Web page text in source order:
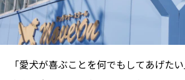
「愛犬が喜ぶことを何でもしてあげた